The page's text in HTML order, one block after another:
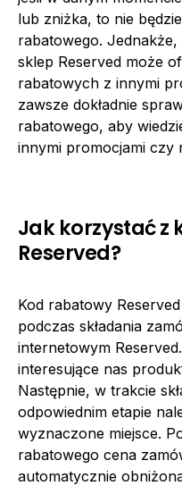
lub zniżka, to nie
rabatowego.
sklep Reserved może
rabatowych z innymi
zawsze dokładnie
rabatowego, aby
innymi promocjami czy
Jak korzystać
Reserved?
Kod rabatowy
podczas składania
internetowym
interesujące nas
Następnie, w trakcie
odpowiednim etapie
wyznaczone miejsce.
rabatowego cena
automatycznie